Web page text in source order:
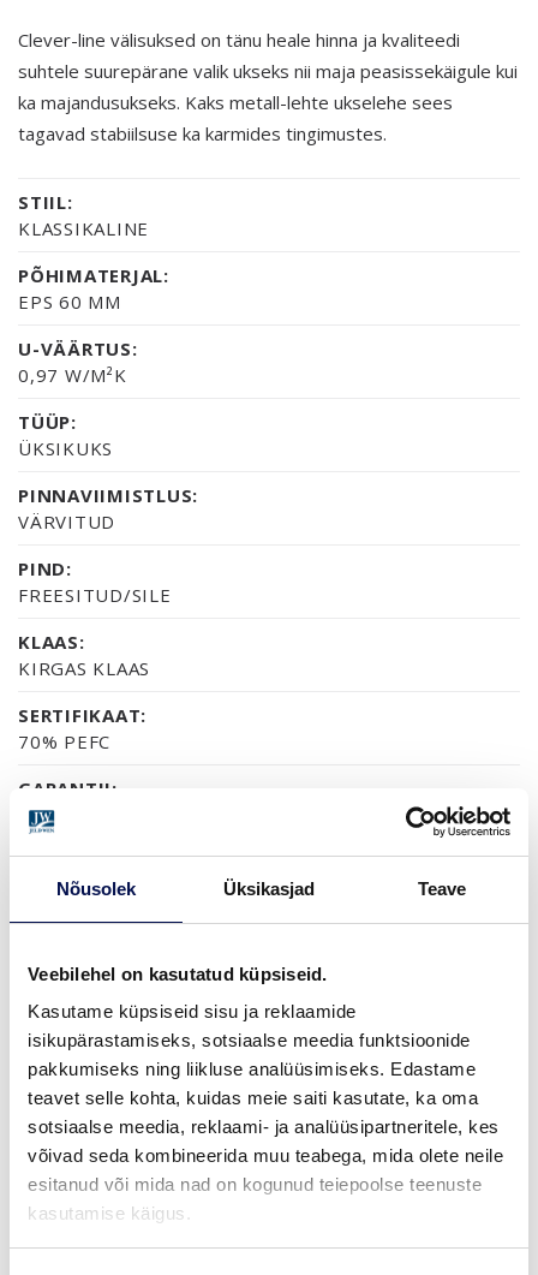
Nõusolek Üksikasjad Teave
Veebilehel on kasutatud küpsiseid.
Kasutame küpsiseid sisu ja reklaamide
isikupärastamiseks, sotsiaalse meedia funktsioonide
pakkumiseks ning liikluse analüüsimiseks. Edastame
teavet selle kohta, kuidas meie saiti kasutate, ka oma
sotsiaalse meedia, reklaami- ja analüüsipartneritele, kes
võivad seda kombineerida muu teabega, mida olete neile
esitanud või mida nad on kogunud teiepoolse teenuste
kasutamise käigus.
Clever-line välisuksed on tänu heale hinna ja kvaliteedi
suhtele suurepärane valik ukseks nii maja peasissekäigule kui
ka majandusukseks. Kaks metall-lehte ukselehe sees
tagavad stabiilsuse ka karmides tingimustes.
STIIL:
KLASSIKALINE
PÕHIMATERJAL:
EPS 60 MM
U-VÄÄRTUS:
0,97 W/M²K
TÜÜP:
ÜKSIKUKS
PINNAVIIMISTLUS:
VÄRVITUD
PIND:
FREESITUD/SILE
KLAAS:
KIRGAS KLAAS
SERTIFIKAAT:
70% PEFC
GARANTII:
2-AASTANE TOOTEGARANTII
VIIMISTLUS (2)
MÕÕDUD
LEIA EDASIMÜÜJA